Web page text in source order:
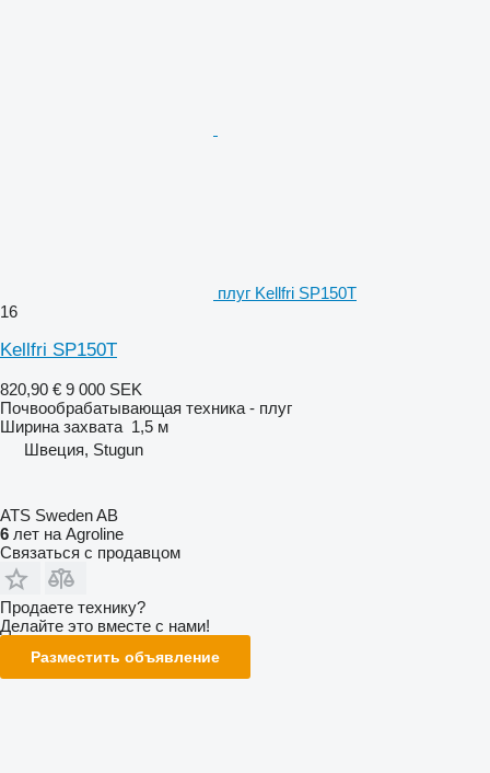
плуг Kellfri SP150T
16
Kellfri SP150T
820,90 € 9 000 SEK
Почвообрабатывающая техника - плуг
Ширина захвата 1,5 м
Швеция, Stugun
ATS Sweden AB
6 лет на Agroline
Связаться с продавцом
Продаете технику?
Делайте это вместе с нами!
Разместить объявление